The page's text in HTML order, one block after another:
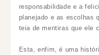
responsabilidade e a
planejado e as escolhas
teia de mentiras que ele
Esta, enfim, é uma